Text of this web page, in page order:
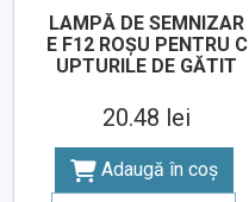
LAMPĂ DE SEMNIZAR
E F12 ROȘU PENTRU C
UPTURILE DE GĂTIT
20.48 lei
Adaugă în coș